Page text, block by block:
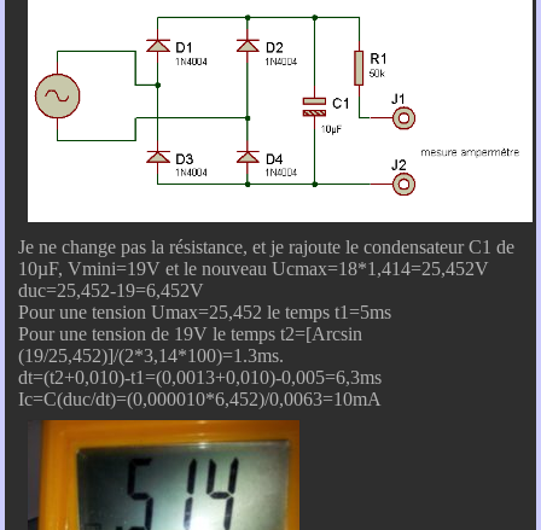
Je ne change pas la résistance, et je rajoute le condensateur C1 de
10µF, Vmini=19V et le nouveau Ucmax=18*1,414=25,452V
duc=25,452-19=6,452V
Pour une tension Umax=25,452 le temps t1=5ms
Pour une tension de 19V le temps t2=[Arcsin
(19/25,452)]/(2*3,14*100)=1.3ms.
dt=(t2+0,010)-t1=(0,0013+0,010)-0,005=6,3ms
Ic=C(duc/dt)=(0,000010*6,452)/0,0063=10mA